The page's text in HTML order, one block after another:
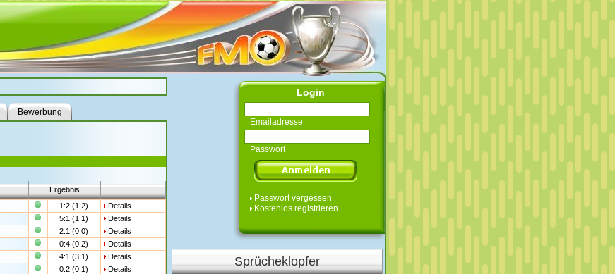
Bewerbung
Ergebnis
1:2 (1:2)
Details
5:1 (1:1)
Details
2:1 (0:0)
Details
0:4 (0:2)
Details
4:1 (3:1)
Details
0:2 (0:1)
Details
Login
Emailadresse
Passwort
Passwort vergessen
Kostenlos registrieren
Sprücheklopfer